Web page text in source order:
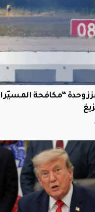
وحدة “مكافحة